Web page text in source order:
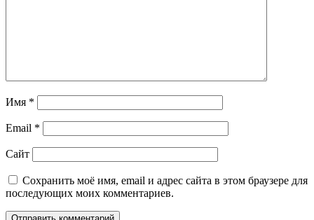
Имя *
Email *
Сайт
Сохранить моё имя, email и адрес сайта в этом браузере для
последующих моих комментариев.